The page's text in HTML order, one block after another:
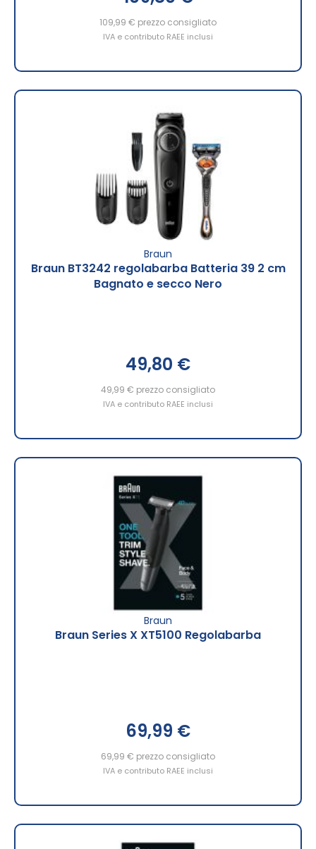
109,99 € prezzo consigliato
IVA e contributo RAEE inclusi
Braun
Braun BT3242 regolabarba Batteria 39 2 cm
Bagnato e secco Nero
49,80 €
49,99 € prezzo consigliato
IVA e contributo RAEE inclusi
Braun
Braun Series X XT5100 Regolabarba
69,99 €
69,99 € prezzo consigliato
IVA e contributo RAEE inclusi